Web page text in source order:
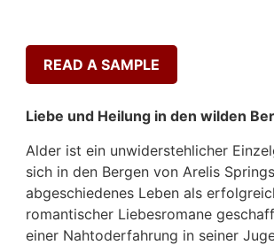
READ A SAMPLE
Liebe und Heilung in den wilden
Alder ist ein unwiderstehlicher
sich in den Bergen von Arelis
abgeschiedenes Leben als
romantischer Liebesromane
einer Nahtoderfahrung in seiner